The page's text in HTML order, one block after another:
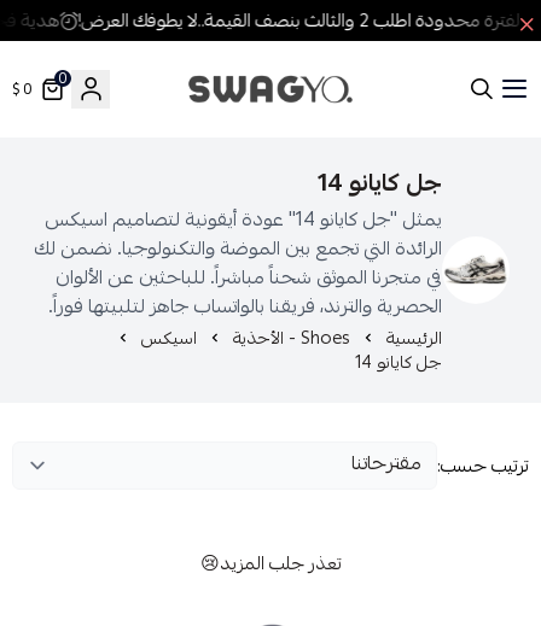
لفترة محدودة اطلب 2 والثالث بنصف القيمة..لا يطوفك العرض! هدية
SWAGYO FASHION
0 $
جل كايانو 14
يمثل "جل كايانو 14" عودة أيقونية لتصاميم اسيكس
الرائدة التي تجمع بين الموضة والتكنولوجيا. نضمن لك
في متجرنا الموثق شحناً مباشراً. للباحثين عن الألوان
الحصرية والترند، فريقنا بالواتساب جاهز لتلبيتها فوراً.
الرئيسية Shoes - الأحذية اسيكس
جل كايانو 14
حسب:
تعذر جلب المزيد😢